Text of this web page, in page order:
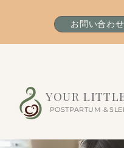
お問い合わせ
YOUR
POSTPARTUM &